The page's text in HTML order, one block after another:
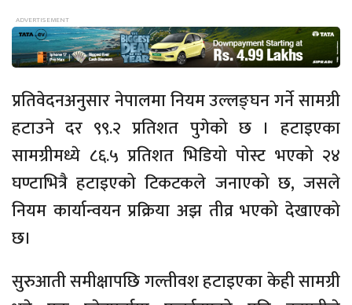
प्रतिवेदनअनुसार नेपालमा नियम उल्लङ्घन गर्ने सामग्री
हटाउने दर ९९.२ प्रतिशत पुगेको छ । हटाइएका
सामग्रीमध्ये ८६.५ प्रतिशत भिडियो पोस्ट भएको २४
घण्टाभित्रै हटाइएको टिकटकले जनाएको छ, जसले
नियम कार्यान्वयन प्रक्रिया अझ तीव्र भएको देखाएको
छ।
सुरुआती समीक्षापछि गल्तीवश हटाइएका केही सामग्री